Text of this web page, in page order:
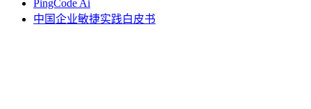
PingCode Ai
中国企业敏捷实践白皮书